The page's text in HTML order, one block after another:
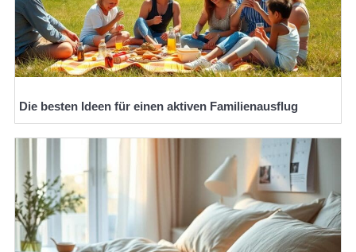
Die besten Ideen für einen aktiven Familienausflug